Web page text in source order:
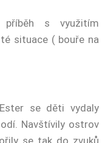
s využitím
situace ( bouře na
se děti vydaly
Navštívily ostrov